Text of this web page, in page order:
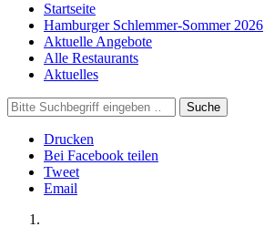
Startseite
Hamburger Schlemmer-Sommer 2026
Aktuelle Angebote
Alle Restaurants
Aktuelles
Suche
Drucken
Bei Facebook teilen
Tweet
Email